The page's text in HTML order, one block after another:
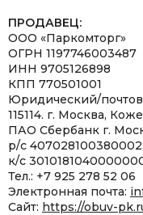
ПРОДАВЕЦ:
ООО «Паркомторг»
ОГРН 1197746003487
ИНН 9705126898
КПП 770501001
Юридический/
115114. г. Москва,
ПАО Сбербанк г.
р/с
к/с
Тел.: +7 925 278 52 06
Электронная почта:
Сайт: https://obuv-